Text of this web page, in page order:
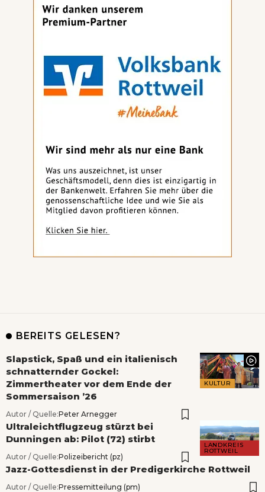
BEREITS GELESEN?
KULTUR
Slapstick, Spaß und ein italienisch
schnatternder Gockel:
Zimmertheater vor dem Ende der
Sommersaison ’26
Autor / Quelle:Peter Arnegger
LANDKREIS
ROTTWEIL
Ultraleichtflugzeug stürzt bei
Dunningen ab: Pilot (72) stirbt
Autor / Quelle:Polizeibericht (pz)
Jazz-Gottesdienst in der Predigerkirche Rottweil
Autor / Quelle:Pressemitteilung (pm)